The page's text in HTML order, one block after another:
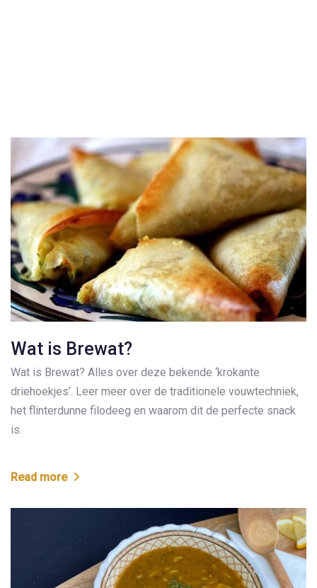
Wat is Brewat?
Wat is Brewat? Alles over deze bekende ‘krokante
driehoekjes’. Leer meer over de traditionele vouwtechniek,
het flinterdunne filodeeg en waarom dit de perfecte snack
is.
Read more